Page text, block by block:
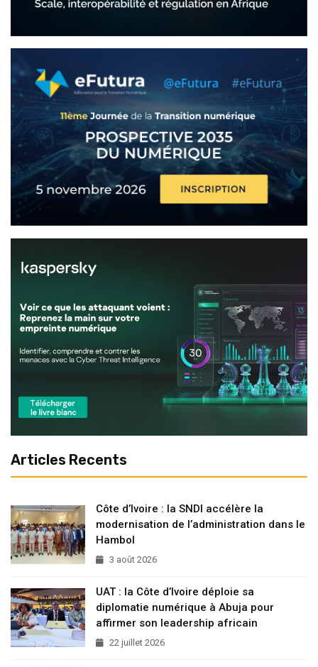
Articles Recents
Côte d’Ivoire : la SNDI accélère la
modernisation de l’administration dans le
Hambol
3 août 2026
UAT : la Côte d’Ivoire déploie sa
diplomatie numérique à Abuja pour
affirmer son leadership africain
22 juillet 2026